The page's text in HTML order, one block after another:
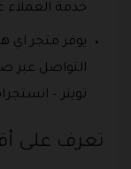
خدمة العملاء على مدار 24 ساعة
يوفر متجر اي
التواصل عبر
تويتر –
تعرف على